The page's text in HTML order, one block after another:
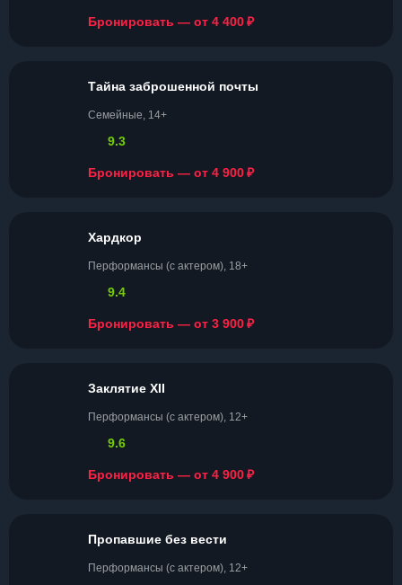
Бронировать — от 4 400₽
Тайна заброшенной почты
Семейные, 14+
9.3
Бронировать — от 4 900₽
Хардкор
Перформансы (с актером), 18+
9.4
Бронировать — от 3 900₽
Заклятие XII
Перформансы (с актером), 12+
9.6
Бронировать — от 4 900₽
Пропавшие без вести
Перформансы (с актером), 12+